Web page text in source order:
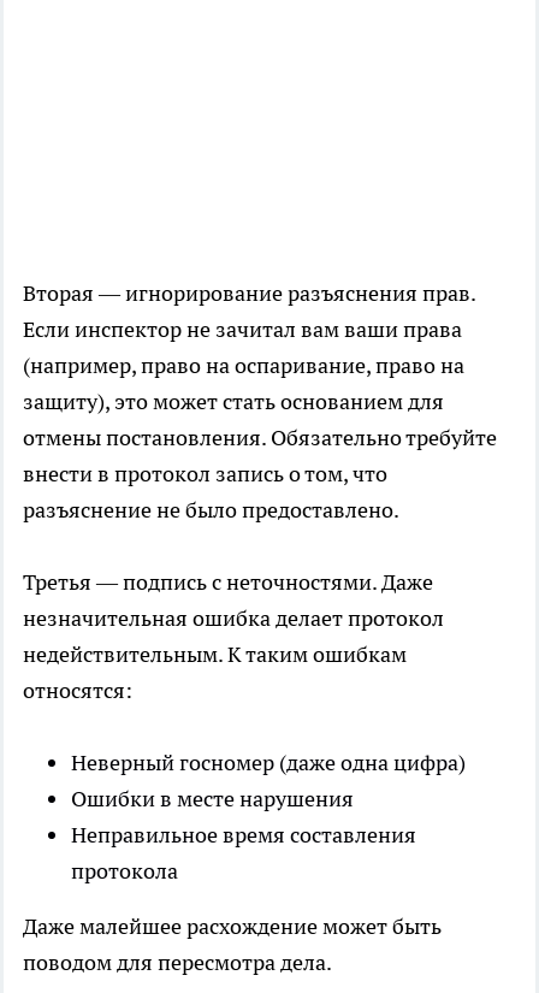
Вторая — игнорирование разъяснения прав.
Если инспектор не зачитал вам ваши права
(например, право на оспаривание, право на
защиту), это может стать основанием для
отмены постановления. Обязательно требуйте
внести в протокол запись о том, что
разъяснение не было предоставлено.
Третья — подпись с неточностями. Даже
незначительная ошибка делает протокол
недействительным. К таким ошибкам
относятся:
Неверный госномер (даже одна цифра)
Ошибки в месте нарушения
Неправильное время составления
протокола
Даже малейшее расхождение может быть
поводом для пересмотра дела.